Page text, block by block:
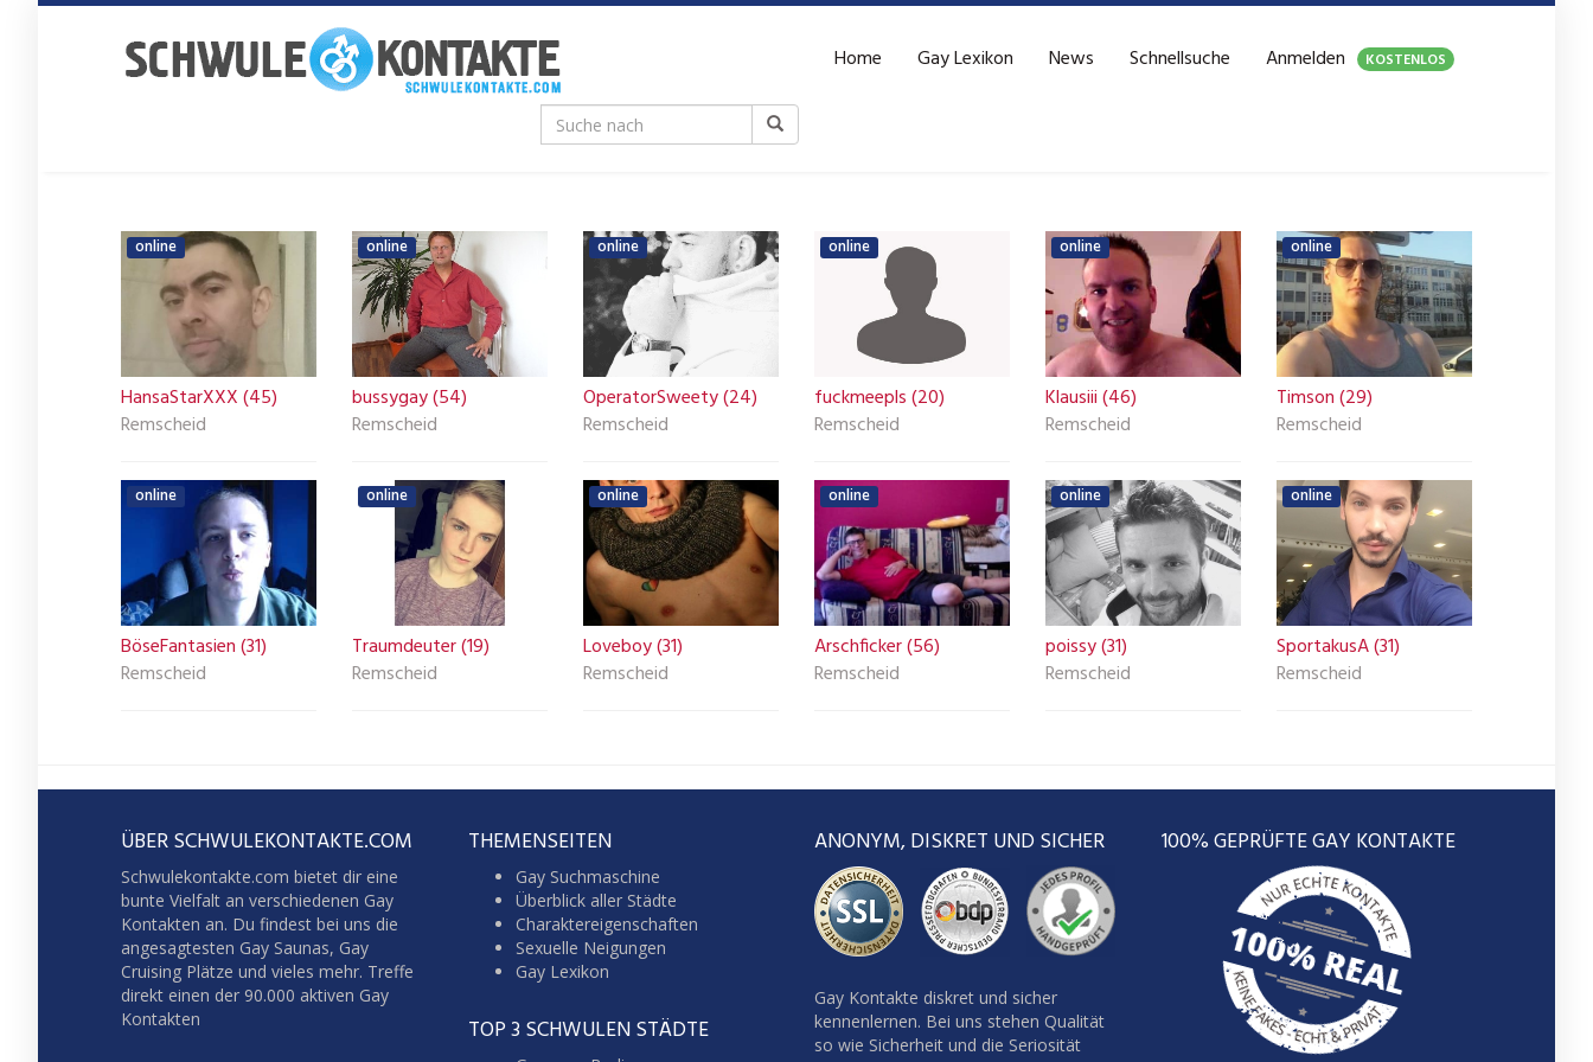
Home Gay Lexikon News Schnellsuche Anmelden KOSTENLOS
online
HansaStarXXX (45)
Remscheid
online
bussygay (54)
Remscheid
online
OperatorSweety (24)
Remscheid
online
fuckmeepls (20)
Remscheid
online
Klausiii (46)
Remscheid
online
Timson (29)
Remscheid
online
BöseFantasien (31)
Remscheid
online
Traumdeuter (19)
Remscheid
online
Loveboy (31)
Remscheid
online
Arschficker (56)
Remscheid
online
poissy (31)
Remscheid
online
SportakusA (31)
Remscheid
ÜBER SCHWULEKONTAKTE.COM
Schwulekontakte.com bietet dir eine
bunte Vielfalt an verschiedenen Gay
Kontakten an. Du findest bei uns die
angesagtesten Gay Saunas, Gay
Cruising Plätze und vieles mehr. Treffe
direkt einen der 90.000 aktiven Gay
Kontakten
THEMENSEITEN
Gay Suchmaschine
Überblick aller Städte
Charaktereigenschaften
Sexuelle Neigungen
Gay Lexikon
TOP 3 SCHWULEN STÄDTE
ANONYM, DISKRET UND SICHER
Gay Kontakte diskret und sicher
kennenlernen. Bei uns stehen Qualität
so wie Sicherheit und die Seriosität
100% GEPRÜFTE GAY KONTAKTE